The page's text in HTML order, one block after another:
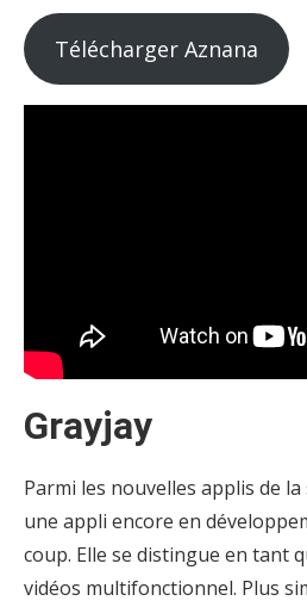
Télécharger Aznana
Grayjay
Parmi les nouvelles applis de
une appli encore en
coup. Elle se distingue en tant
vidéos multifonctionnel. Plus